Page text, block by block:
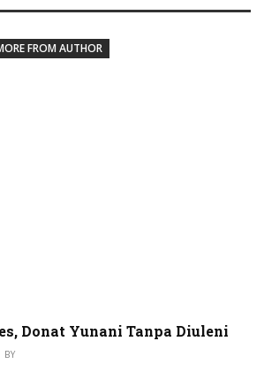
FROM AUTHOR
Donat Yunani Tanpa Diuleni
BY